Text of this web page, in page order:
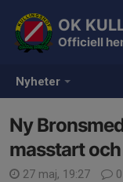
Nyheter
OK
Officiell
Ny
masstart
27 maj, 19:27